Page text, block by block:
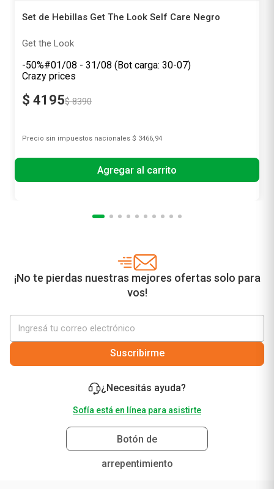
Set de Hebillas Get The Look Self Care Negro
Get the Look
-50%#01/08 - 31/08 (Bot carga: 30-07)
Crazy prices
$ 4195$ 8390
Precio sin impuestos nacionales $ 3466,94
Agregar al carrito
¡No te pierdas nuestras mejores ofertas solo para
vos!
Suscribirme
¿Necesitás ayuda?
Sofía está en línea para asistirte
Botón de
arrepentimiento